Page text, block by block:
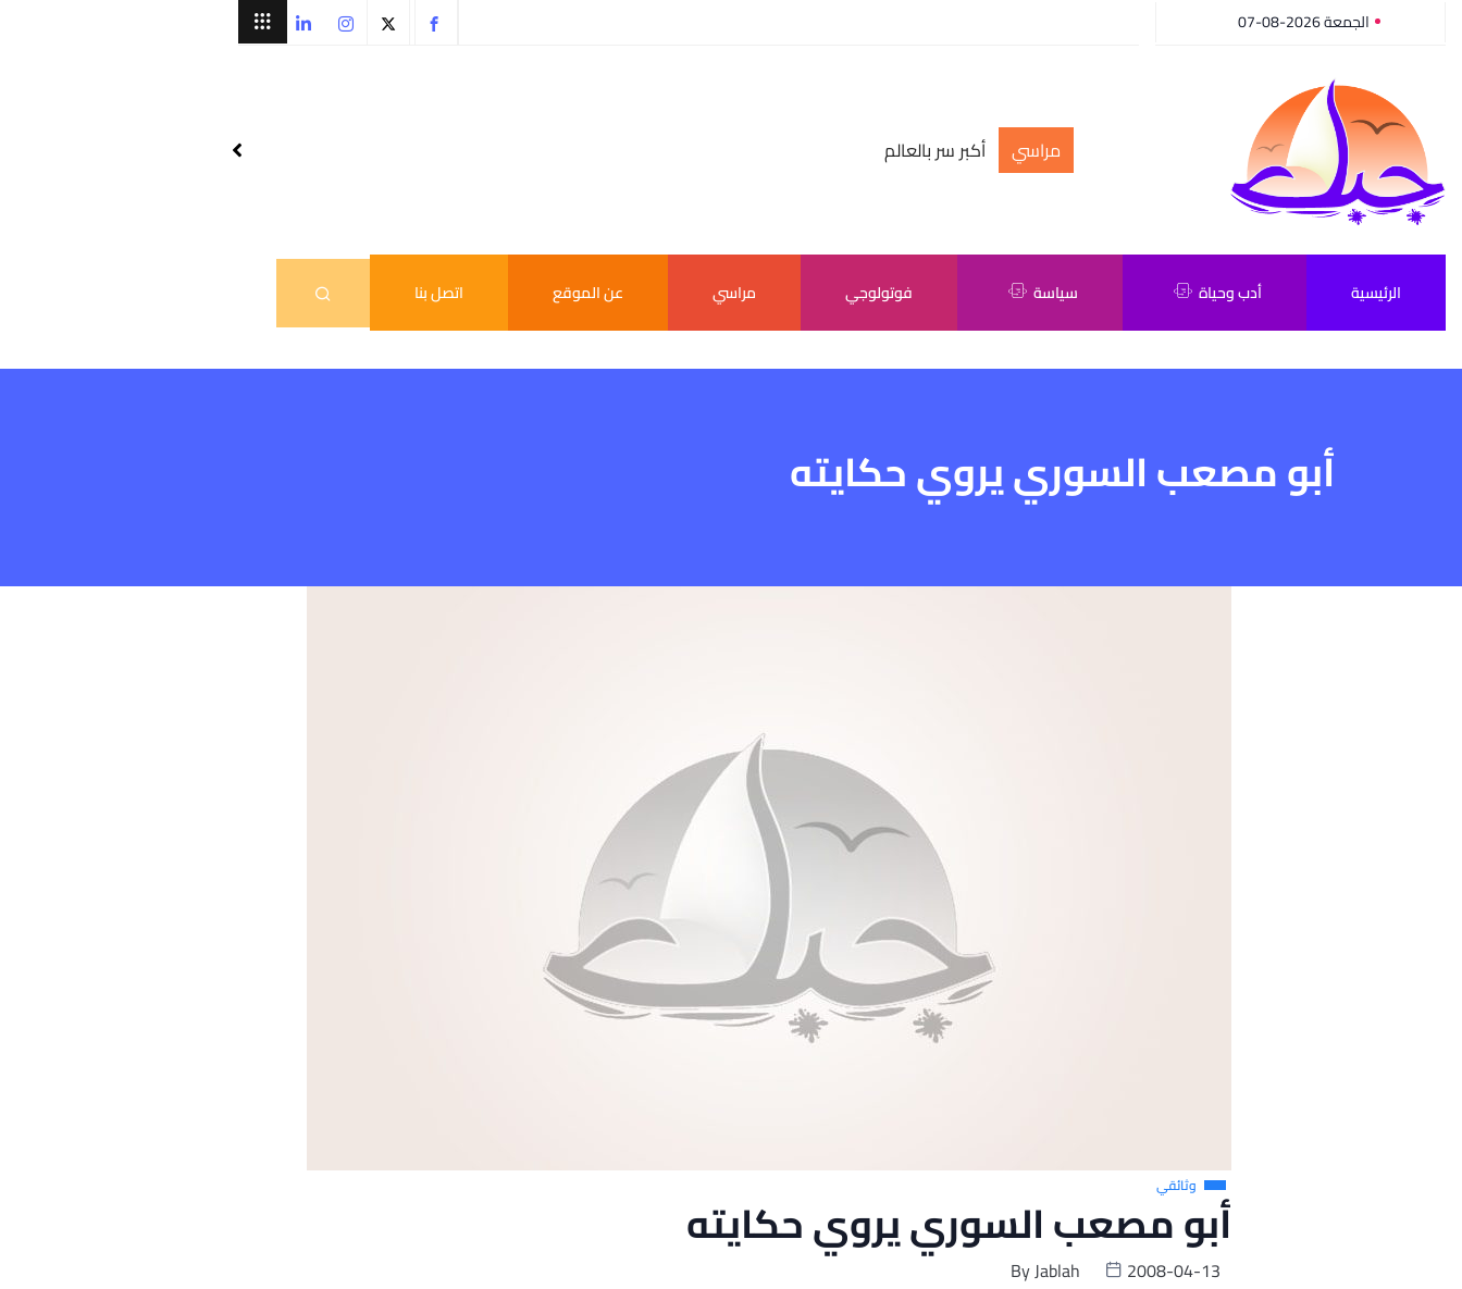
الجمعة 2026-08-07
مراسي أكبر سر بالعالم
الرئيسية أدب وحياة سياسة فوتولوجي مراسي عن الموقع اتصل بنا
أبو مصعب السوري يروي حكايته
وثائقي
أبو مصعب السوري يروي حكايته
ByJablah 2008-04-13